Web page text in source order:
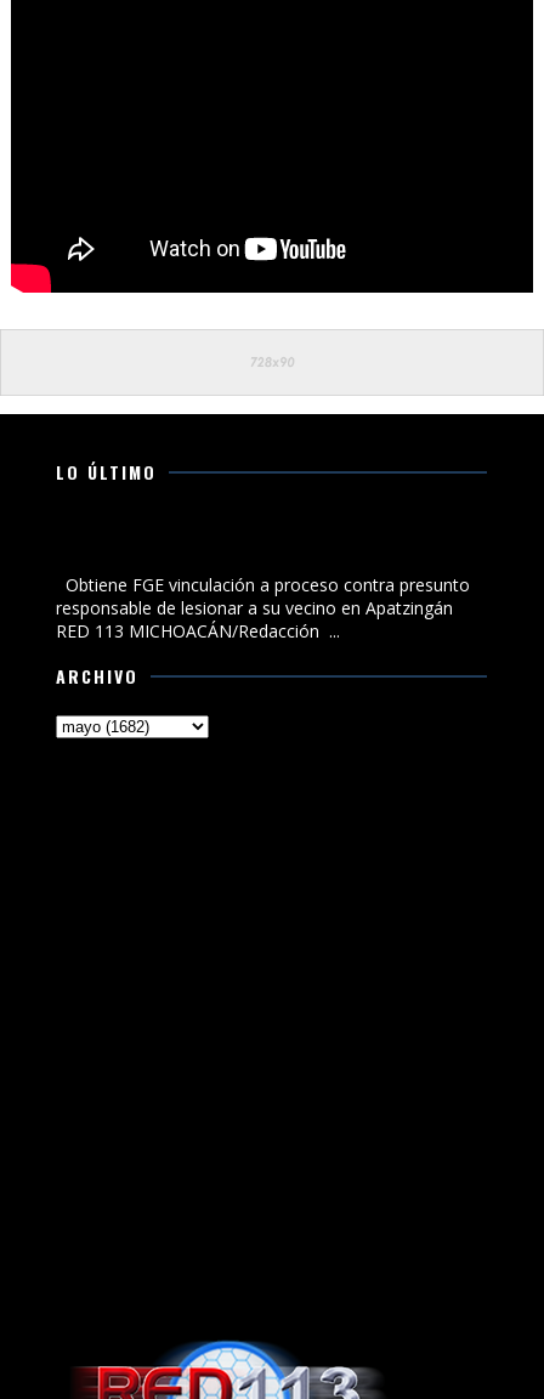
LO ÚLTIMO
Obtiene FGE vinculación a proceso contra presunto
responsable de lesionar a su vecino en Apatzingán
RED 113 MICHOACÁN/Redacción ...
ARCHIVO